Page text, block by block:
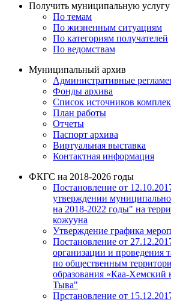
Получить муниципальную услугу
По темам
По жизненным ситуациям
По категориям получателей
По ведомствам
Муниципальный архив
Административные
Фонды архива
Список источников
План работы
Отчеты
Паспорт архива
Виртуальная выставка
Контактная информация
ФКГС на 2018-2026 годы
Постановление от
утверждении
на 2018-2022 годы" на
кожууна
Утверждение графика
Постановление от
организации и проведения
по общественным
образования «Каа-Хемский
Тыва"
Прстановление от